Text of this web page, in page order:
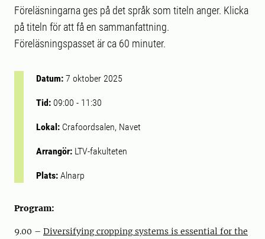
Föreläsningarna ges på det språk som titeln anger. Klicka
på titeln för att få en sammanfattning.
Föreläsningspasset är ca 60 minuter.
Datum: 7 oktober 2025
Tid: 09:00 - 11:30
Lokal: Crafoordsalen, Navet
Arrangör: LTV-fakulteten
Plats: Alnarp
Program:
9.00 – Diversifying cropping systems is essential for the